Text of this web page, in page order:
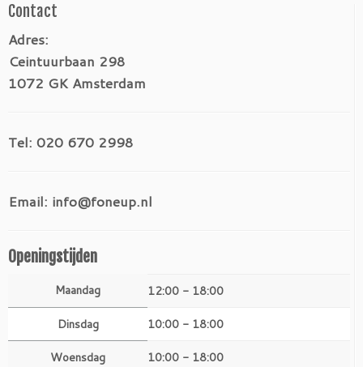
Contact
Adres:
Ceintuurbaan 298
1072 GK Amsterdam
Tel: 020 670 2998
Email: info@foneup.nl
Openingstijden
Maandag 12:00 - 18:00
Dinsdag 10:00 - 18:00
Woensdag 10:00 - 18:00